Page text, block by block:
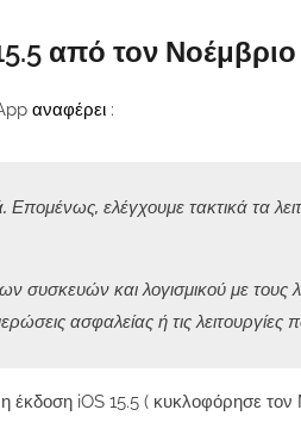
από τον Νοέμβριο
αναφέρει :
Επομένως, ελέγχουμε τακτικά τα
και λογισμικού με τους
ασφαλείας ή τις
έκδοση iOS 15.5 ( κυκλοφόρησε τον